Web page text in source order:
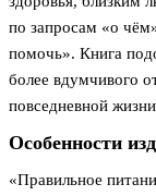
по запросам «о
помочь». Книга
более вдумчивого
повседневной
Особенности
«Правильное